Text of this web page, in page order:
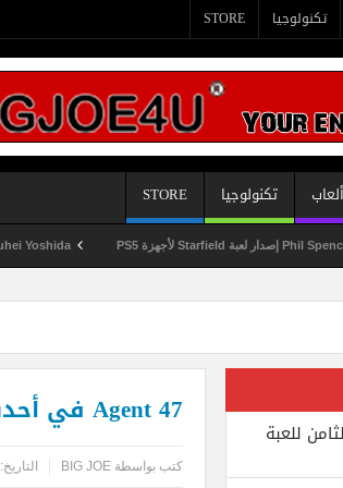
تكنولوجيا STORE
ألعاب تكنولوجيا
STORE
Shuhei Yoshida سيتقاعد من شركة Sony في يناير المقبل
Agent 47 في أحدث عروض Hitman 2
كتب بواسطة BIG JOE التاريخ:
للعبة